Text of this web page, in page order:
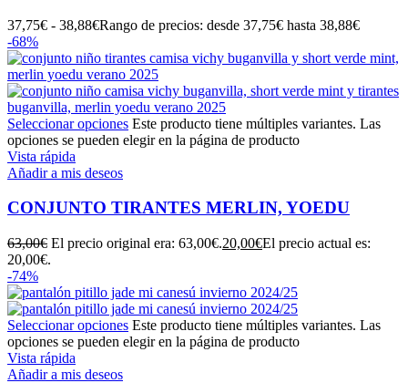
37,75€ - 38,88€Rango de precios: desde 37,75€ hasta 38,88€
-68%
Seleccionar opciones Este producto tiene múltiples variantes. Las
opciones se pueden elegir en la página de producto
Vista rápida
Añadir a mis deseos
CONJUNTO TIRANTES MERLIN, YOEDU
63,00€ El precio original era: 63,00€.20,00€El precio actual es:
20,00€.
-74%
Seleccionar opciones Este producto tiene múltiples variantes. Las
opciones se pueden elegir en la página de producto
Vista rápida
Añadir a mis deseos